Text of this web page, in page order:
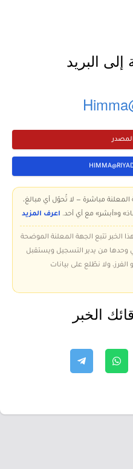
البريد
المعلنة مباشرة — لا تُحوّل أي مبالغ،
و«أبشر» مع أي أحد. اعرف المزيد
الخبر تتبع الجهة المعلنة الموضحة
وحدها من يدير التسجيل ويستقبل
ولا نطّلع على بيانات
الخبر